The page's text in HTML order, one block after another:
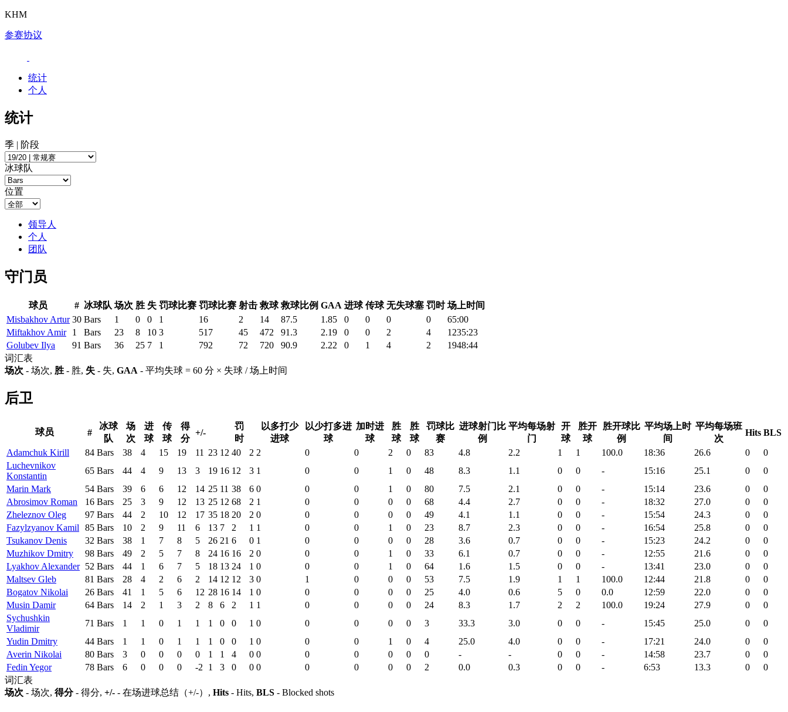
KHM
参赛协议
统计
个人
统计
季 | 阶段
冰球队
位置
领导人
个人
团队
守门员
球员 # 冰球队 场次 胜 失 罚球比赛 罚球比赛 射击 救球 救球比例 GAA 进球 传球 无失球塞 罚时 场上时间
Misbakhov Artur 30 Bars 1 0 0 1 16 2 14 87.5 1.85 0 0 0 0
65:00
Miftakhov Amir
1 Bars 23 8 10 3 517 45 472 91.3 2.19 0 0 2 4
1235:23
Golubev Ilya
91 Bars 36 25 7 1 792 72 720 90.9 2.22 0 1 4 2
1948:44
词汇表
场次 - 场次, 胜 - 胜, 失 - 失, GAA - 平均失球 = 60 分 × 失球 / 场上时间
后卫
球员 #
冰球
队
场
次
进
球
传
球
得
分
+/-
罚
时
以多打少
进球
以少打多进
球
加时进
球
胜
球
胜
球
罚球比
赛
进球射门比
例
平均每场射
门
开
球
胜开
球
胜开球比
例
平均场上时
间
平均每场班
次
Hits BLS
Adamchuk Kirill
84 Bars 38 4 15 19 11 23 12 40 2 2 0 0 2 0 83 4.8 2.2 1 1 100.0 18:36 26.6 0
0
Luchevnikov
Konstantin
65 Bars 44 4 9 13 3 19 16 12 3 1 0 0 1 0 48 8.3 1.1 0 0 - 15:16 25.1 0
0
Marin Mark
54 Bars 39 6 6 12 14 25 11 38 6 0 0 0 1 0 80 7.5 2.1 0 0 - 15:14 23.6 0
0
Abrosimov Roman
16 Bars 25 3 9 12 13 25 12 68 2 1 0 0 0 0 68 4.4 2.7 0 0 - 18:32 27.0 0
0
Zheleznov Oleg
97 Bars 44 2 10 12 17 35 18 20 2 0 0 0 0 0 49 4.1 1.1 0 0 - 15:54 24.3 0
0
Fazylzyanov Kamil 85 Bars 10 2 9 11 6 13 7 2 1 1 0 0 1 0 23 8.7 2.3 0 0 - 16:54 25.8 0
0
Tsukanov Denis
32 Bars 38 1 7 8 5 26 21 6 0 1 0 0 0 0 28 3.6 0.7 0 0 - 15:23 24.2 0
0
Muzhikov Dmitry
98 Bars 49 2 5 7 8 24 16 16 2 0 0 0 1 0 33 6.1 0.7 0 0 - 12:55 21.6 0
0
Lyakhov Alexander 52 Bars 44 1 6 7 5 18 13 24 1 0 0 0 1 0 64 1.6 1.5 0 0 - 13:41 23.0 0
0
Maltsev Gleb
81 Bars 28 4 2 6 2 14 12 12 3 0 1 0 0 0 53 7.5 1.9 1 1 100.0 12:44 21.8 0
0
Bogatov Nikolai
26 Bars 41 1 5 6 12 28 16 14 1 0 0 0 0 0 25 4.0 0.6 5 0 0.0 12:59 22.0 0
0
Musin Damir
64 Bars 14 2 1 3 2 8 6 2 1 1 0 0 0 0 24 8.3 1.7 2 2 100.0 19:24 27.9 0
0
Sychushkin
Vladimir
71 Bars 1 1 0 1 1 1 0 0 1 0 0 0 0 0 3 33.3 3.0 0 0 - 15:45 25.0 0
0
Yudin Dmitry
44 Bars 1 1 0 1 1 1 0 0 1 0 0 0 1 0 4 25.0 4.0 0 0 - 17:21 24.0 0
0
Averin Nikolai
80 Bars 3 0 0 0 0 1 1 4 0 0 0 0 0 0 0 - - 0 0 - 14:58 23.7 0
0
Fedin Yegor
78 Bars 6 0 0 0 -2 1 3 0 0 0 0 0 0 0 2 0.0 0.3 0 0 - 6:53 13.3 0
0
词汇表
场次 - 场次, 得分- 得分, +/- - 在场进球总结（+/-）, Hits - Hits, BLS - Blocked shots